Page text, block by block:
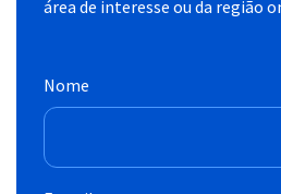
área de interesse ou da região
Nome